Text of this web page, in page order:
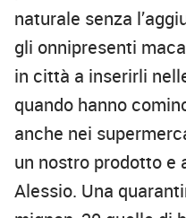
naturale senza
gli onnipresenti
in città a inserirli
quando hanno
anche nei
un nostro prodotto e
Alessio. Una